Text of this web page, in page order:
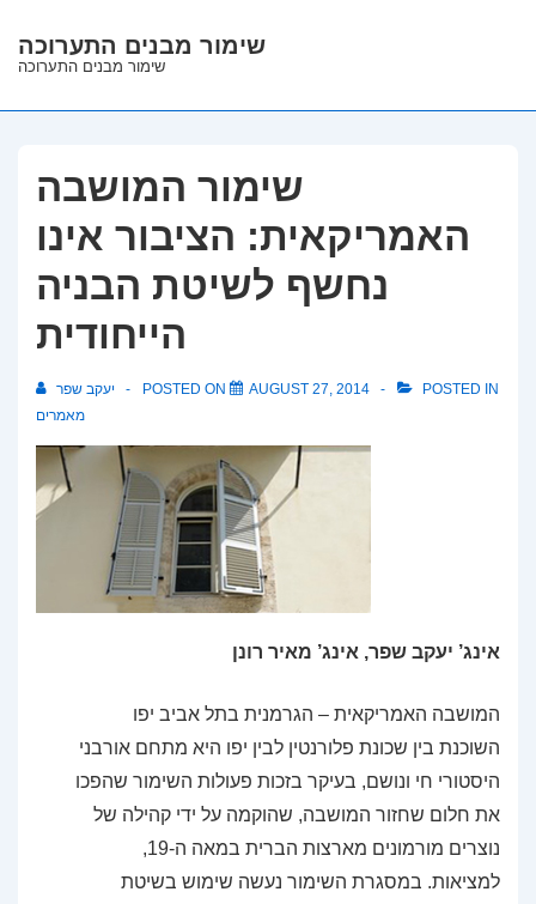
Skip
Main
שימור מבנים התערוכה
שימור מבנים התערוכה
שימור המושבה
האמריקאית: הציבור אינו
נחשף לשיטת הבניה
הייחודית
יעקב שפר POSTED ON AUGUST 27, 2014
POSTED IN
מאמרים
אינג’ יעקב שפר, אינג’ מאיר רונן
המושבה האמריקאית – הגרמנית בתל אביב יפו
השוכנת בין שכונת פלורנטין לבין יפו היא מתחם אורבני
היסטורי חי ונושם, בעיקר בזכות פעולות השימור שהפכו
את חלום שחזור המושבה, שהוקמה על ידי קהילה של
נוצרים מורמונים מארצות הברית במאה ה-19,
למציאות. במסגרת השימור נעשה שימוש בשיטת